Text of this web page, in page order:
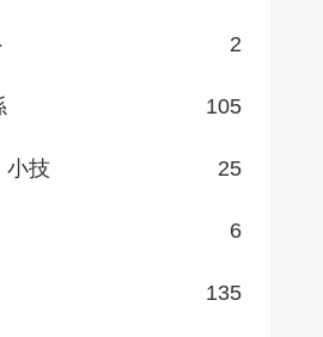
2
105
小技 25
6
135